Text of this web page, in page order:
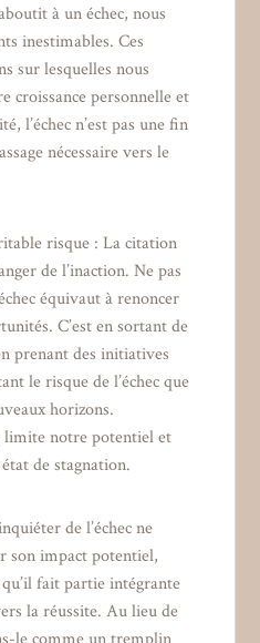
à un échec, nous
inestimables. Ces
sur lesquelles nous
croissance personnelle et
l’échec n’est pas une fin
nécessaire vers le
risque : La citation
de l’inaction. Ne pas
équivaut à renoncer
C’est en sortant de
prenant des initiatives
le risque de l’échec que
horizons.
limite notre potentiel et
de stagnation.
de l’échec ne
son impact potentiel,
fait partie intégrante
la réussite. Au lieu de